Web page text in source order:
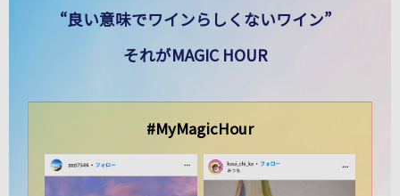
“良い意味でワインらしくないワイン”
それがMAGIC HOUR
#MyMagicHour